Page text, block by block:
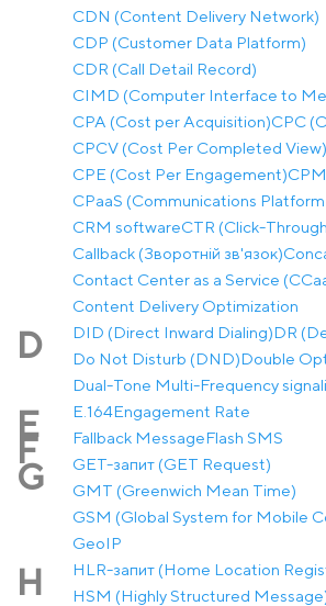
CDN (Content Delivery Network)
CDP (Customer Data Platform)
CDR (Call Detail Record)
CIMD (Computer Interface to
CPA (Cost per Acquisition)CPC
CPCV (Cost Per Completed View)
CPE (Cost Per Engagement)
CPaaS (Communications Platform
CRM softwareCTR (Click-
Callback (Зворотній зв'язок)
Contact Center as a Service
Content Delivery Optimization
D DID (Direct Inward Dialing)DR
Do Not Disturb (DND)Double
Dual-Tone Multi-Frequency
E E.164Engagement Rate
F Fallback MessageFlash SMS
G
GET-запит (GET Request)
GMT (Greenwich Mean Time)
GSM (Global System for Mobile
GeoIP
H
HLR-запит (Home Location
HSM (Highly Structured